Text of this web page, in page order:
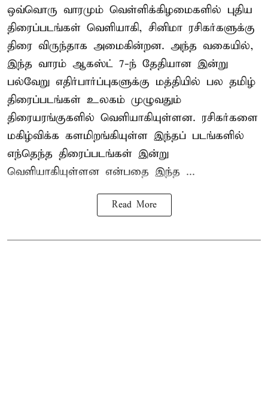
ஒவ்வொரு வாரமும் வெள்ளிக்கிழமைகளில் புதிய
திரைப்படங்கள் வெளியாகி, சினிமா ரசிகர்களுக்கு
திரை விருந்தாக அமைகின்றன. அந்த வகையில்,
இந்த வாரம் ஆகஸ்ட் 7-ந் தேதியான இன்று
பல்வேறு எதிர்பார்ப்புகளுக்கு மத்தியில் பல தமிழ்
திரைப்படங்கள் உலகம் முழுவதும்
திரையரங்குகளில் வெளியாகியுள்ளன. ரசிகர்களை
மகிழ்விக்க களமிறங்கியுள்ள இந்தப் படங்களில்
எந்தெந்த திரைப்படங்கள் இன்று
வெளியாகியுள்ளன என்பதை இந்த ...
Read More